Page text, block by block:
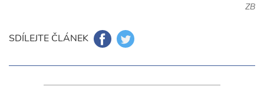
ZB
SDÍLEJTE ČLÁNEK